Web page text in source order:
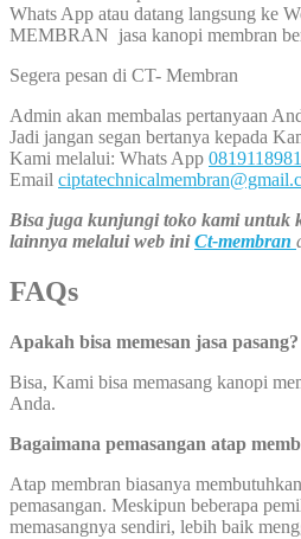
Whats App atau datang langsung ke
MEMBRAN jasa kanopi membran
Segera pesan di CT- Membran
Admin akan membalas pertanyaan
Jadi jangan segan bertanya kepada
Kami melalui: Whats App
Email
Bisa juga kunjungi toko kami untuk
lainnya melalui web iniCt-membran
FAQs
Apakah bisa memesan jasa pasang?
Bisa, Kami bisa memasang kanopi
Anda.
Bagaimana pemasangan atap
Atap membran biasanya
pemasangan. Meskipun beberapa
memasangnya sendiri, lebih baik